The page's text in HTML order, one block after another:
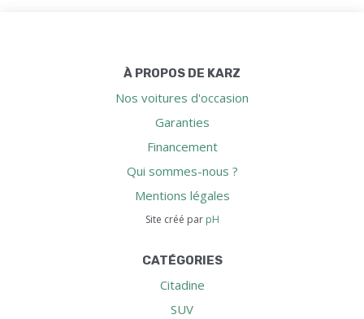
À PROPOS DE KARZ
Nos voitures d'occasion
Garanties
Financement
Qui sommes-nous ?
Mentions légales
Site créé par pH
CATÉGORIES
Citadine
SUV